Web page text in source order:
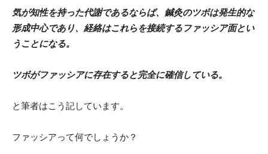
気が知性を持った代謝であるならば、鍼灸のツボは発生的な
形成中心であり、経絡はこれらを接続するファッシア面とい
うことになる。
ツボがファッシアに存在すると完全に確信している。
と筆者はこう記しています。
ファッシアって何でしょうか？